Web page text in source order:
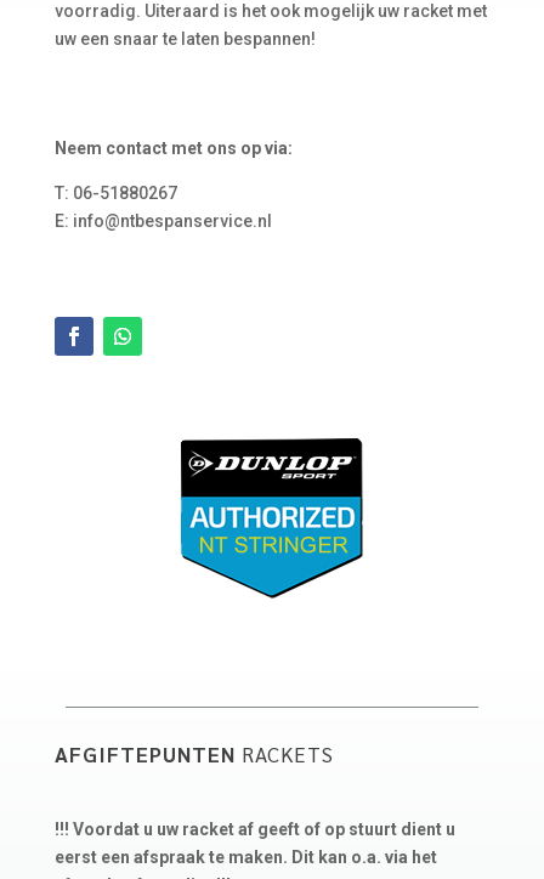
voorradig. Uiteraard is het ook mogelijk uw racket met
uw een snaar te laten bespannen!
Neem contact met ons op via:
T: 06-51880267
E: info@ntbespanservice.nl
AFGIFTEPUNTEN RACKETS
!!! Voordat u uw racket af geeft of op stuurt dient u
eerst een afspraak te maken. Dit kan o.a. via het